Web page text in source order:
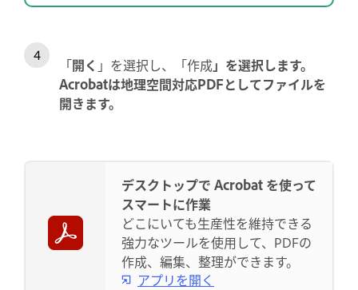
「開く 」を選択し、「作成」を選択します。
Acrobatは地理空間対応PDFとしてファイルを
開きます。
デスクトップで Acrobat を使って
スマートに作業
どこにいても生産性を維持できる
強力なツールを使用して、PDFの
作成、編集、整理ができます。
アプリを開く